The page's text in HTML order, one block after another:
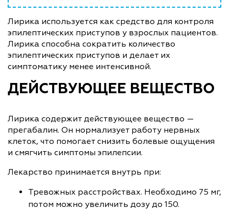
Лирика используется как средство для контроля
эпилептических приступов у взрослых пациентов.
Лирика способна сократить количество
эпилептических приступов и делает их
симптоматику менее интенсивной.
ДЕЙСТВУЮЩЕЕ ВЕЩЕСТВО
Лирика содержит действующее вещество —
прегабалин. Он нормализует работу нервных
клеток, что помогает снизить болевые ощущения
и смягчить симптомы эпилепсии.
Лекарство принимается внутрь при:
Тревожных расстройствах. Необходимо 75 мг,
потом можно увеличить дозу до 150.